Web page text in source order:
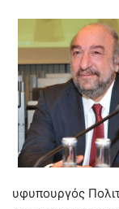
υφυπουργός